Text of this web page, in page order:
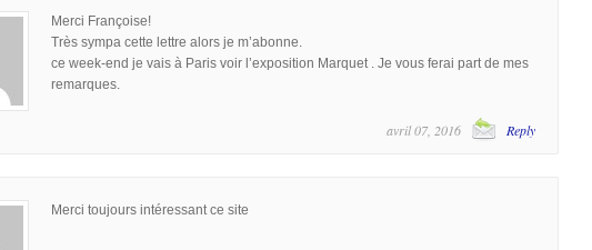
Merci Françoise!
Très sympa cette lettre alors je m’abonne.
ce week-end je vais à Paris voir l’exposition Marquet . Je vous ferai part de mes
remarques.
avril 07, 2016 Reply
Merci toujours intéressant ce site